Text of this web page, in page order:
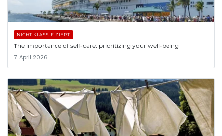
NICHT KLASSIFIZIERT
The importance of self-care: prioritizing your well-being
7. April 2026